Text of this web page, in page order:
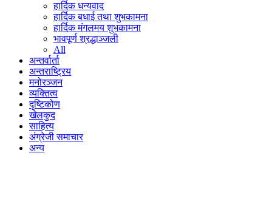
हार्दिक धन्यवाद
हार्दिक बधाई तथा शुभकामना
हार्दिक मंगलमय शुभकामना
भावपूर्ण श्रद्धाञ्जली
All
अन्तर्वार्ता
अन्तराष्ट्रिय
मनोरञ्जन
व्यक्तित्व
दृष्टिकोण
खेलकुद
साहित्य
अंग्रेजी समाचार
अन्य